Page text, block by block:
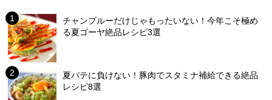
チャンプルーだけじゃもったいない！今年こそ極め
る夏ゴーヤ絶品レシピ3選
夏バテに負けない！豚肉でスタミナ補給できる絶品
レシピ8選